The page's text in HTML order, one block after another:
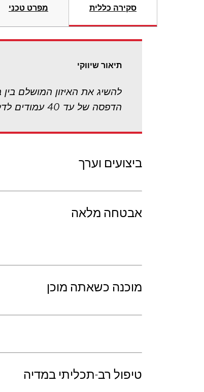
סקירה כללית מפרט טכני
תיאור שיווקי
הדפסה של עד 40 עמודים לדקה* וכוללת הדפסה דו-צדדית סטנדרטית, אבטחה משופרת ו-Wi-Fi סטנדרטי.
ביצועים וערך
אבטחה מלאה
מוכנה כשאתה מוכן
טיפול רב-תכליתי במדיה